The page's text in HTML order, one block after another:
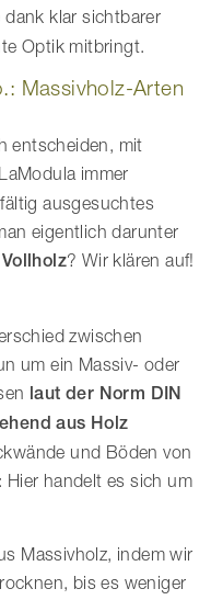
dank klar sichtbarer
Optik mitbringt.
Massivholz-Arten
entscheiden, mit
immer
ausgesuchtes
eigentlich darunter
? Wir klären auf!
zwischen
um ein Massiv- oder
laut der Norm DIN
aus Holz
und Böden von
handelt es sich um
Massivholz, indem wir
bis es weniger